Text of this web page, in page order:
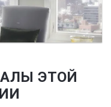
ЭТОЙ